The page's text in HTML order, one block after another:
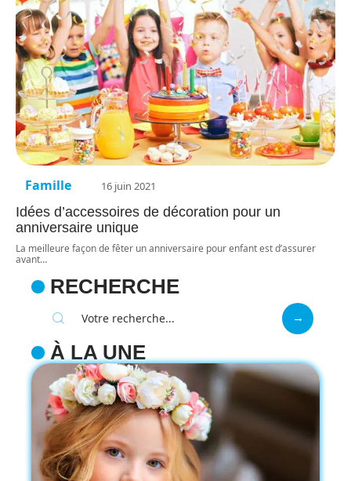
Famille 16 juin 2021
Idées d’accessoires de décoration pour un
anniversaire unique
La meilleure façon de fêter un anniversaire pour enfant est d’assurer
avant…
RECHERCHE
À LA UNE